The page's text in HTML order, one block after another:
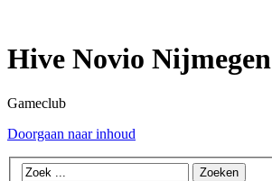
Hive Novio Nijmegen
Gameclub
Doorgaan naar inhoud